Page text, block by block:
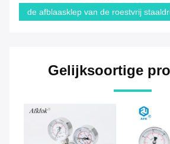
de afblaasklep van de roestvrij
Gelijksoortige